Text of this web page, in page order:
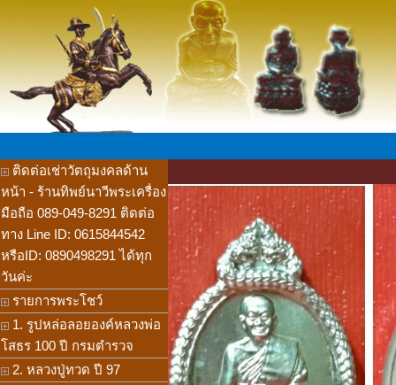
ติดต่อเช่าวัตถุมงคลด้าน
หน้า - ร้านทิพย์นาวีพระเครื่อง
มือถือ 089-049-8291 ติดต่อ
ทาง Line ID: 0615844542
หรือID: 0890498291 ได้ทุก
วันค่ะ
รายการพระโชว์
1. รูปหล่อลอยองค์หลวงพ่อ
โสธร 100 ปี กรมตำรวจ
2. หลวงปู่ทวด ปี 97